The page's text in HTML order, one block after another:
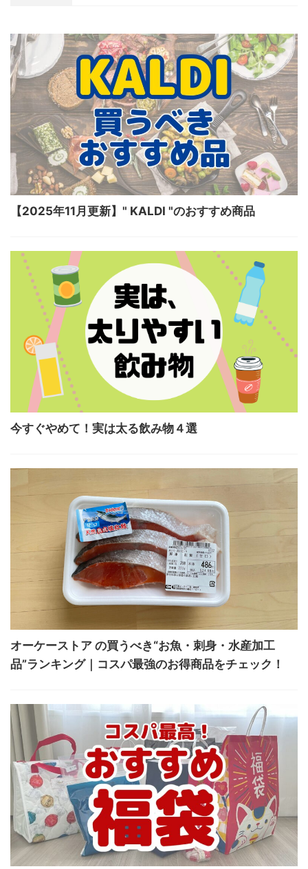
【2025年11月更新】" KALDI "のおすすめ商品
今すぐやめて！実は太る飲み物４選
オーケーストア の買うべき“お魚・刺身・水産加工
品”ランキング｜コスパ最強のお得商品をチェック！